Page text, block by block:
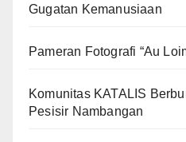
Gugatan Kemanusiaan
Pameran Fotografi “Au
Komunitas KATALIS
Pesisir Nambangan